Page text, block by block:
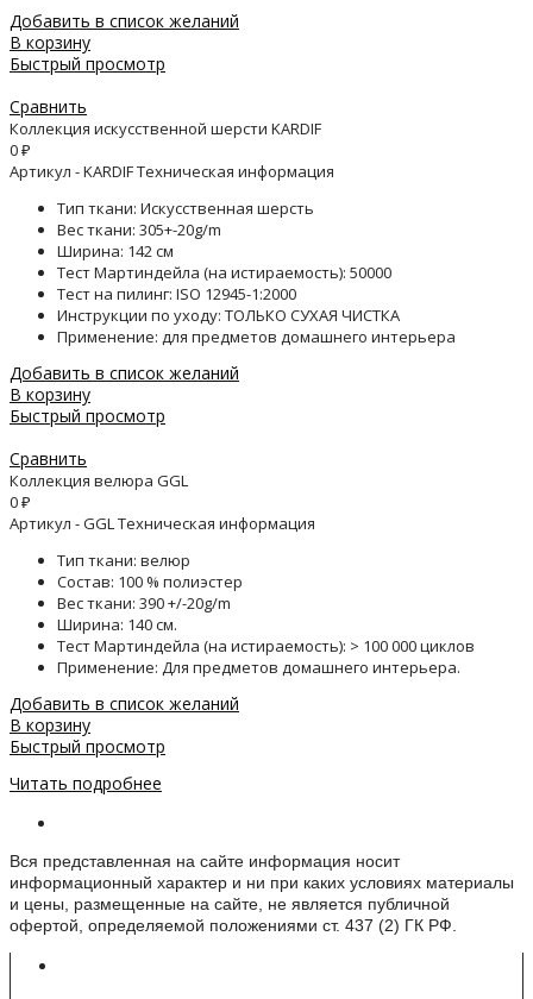
Добавить в список желаний
В корзину
Быстрый просмотр
Сравнить
Коллекция искусственной шерсти KARDIF
0₽
Артикул - KARDIF Техническая информация
Тип ткани: Искусственная шерсть
Вес ткани: 305+-20g/m
Ширина: 142 см
Тест Мартиндейла (на истираемость): 50000
Тест на пилинг: ISO 12945-1:2000
Инструкции по уходу: ТОЛЬКО СУХАЯ ЧИСТКА
Применение: для предметов домашнего интерьера
Добавить в список желаний
В корзину
Быстрый просмотр
Сравнить
Коллекция велюра GGL
0₽
Артикул - GGL Техническая информация
Тип ткани: велюр
Состав: 100 % полиэстер
Вес ткани: 390 +/-20g/m
Ширина: 140 см.
Тест Мартиндейла (на истираемость): > 100 000 циклов
Применение: Для предметов домашнего интерьера.
Добавить в список желаний
В корзину
Быстрый просмотр
Читать подробнее
Вся представленная на сайте информация носит
информационный характер и ни при каких условиях материалы
и цены, размещенные на сайте, не является публичной
офертой, определяемой положениями ст. 437 (2) ГК РФ.